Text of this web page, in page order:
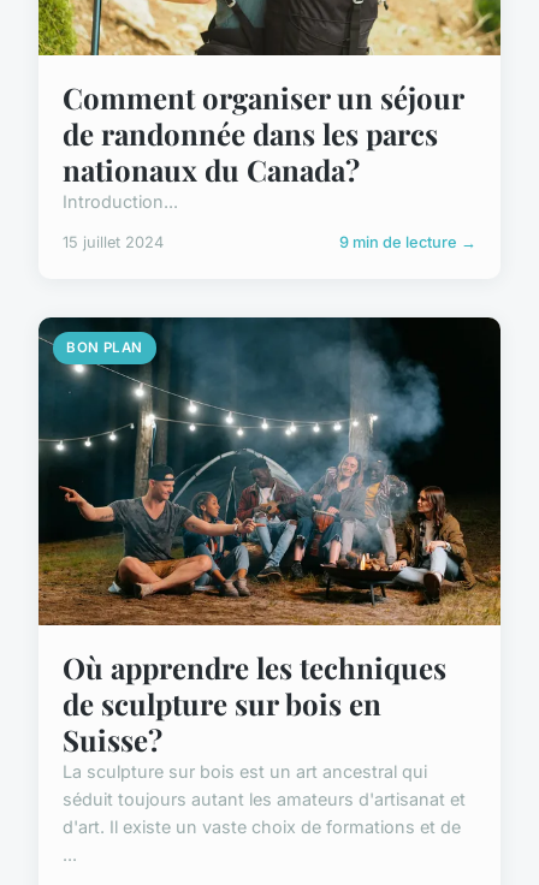
Comment organiser un séjour
de randonnée dans les parcs
nationaux du Canada?
Introduction...
15 juillet 2024 9 min de lecture →
BON PLAN
Où apprendre les techniques
de sculpture sur bois en
Suisse?
La sculpture sur bois est un art ancestral qui
séduit toujours autant les amateurs d'artisanat et
d'art. Il existe un vaste choix de formations et de
...